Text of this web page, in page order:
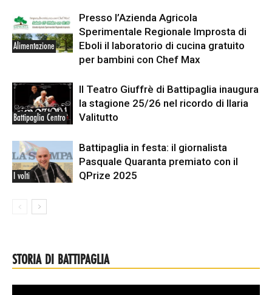
Alimentazione
Presso l’Azienda Agricola
Sperimentale Regionale Improsta di
Eboli il laboratorio di cucina gratuito
per bambini con Chef Max
Battipaglia Centro
Il Teatro Giuffrè di Battipaglia inaugura
la stagione 25/26 nel ricordo di Ilaria
Valitutto
I volti
Battipaglia in festa: il giornalista
Pasquale Quaranta premiato con il
QPrize 2025
STORIA DI BATTIPAGLIA